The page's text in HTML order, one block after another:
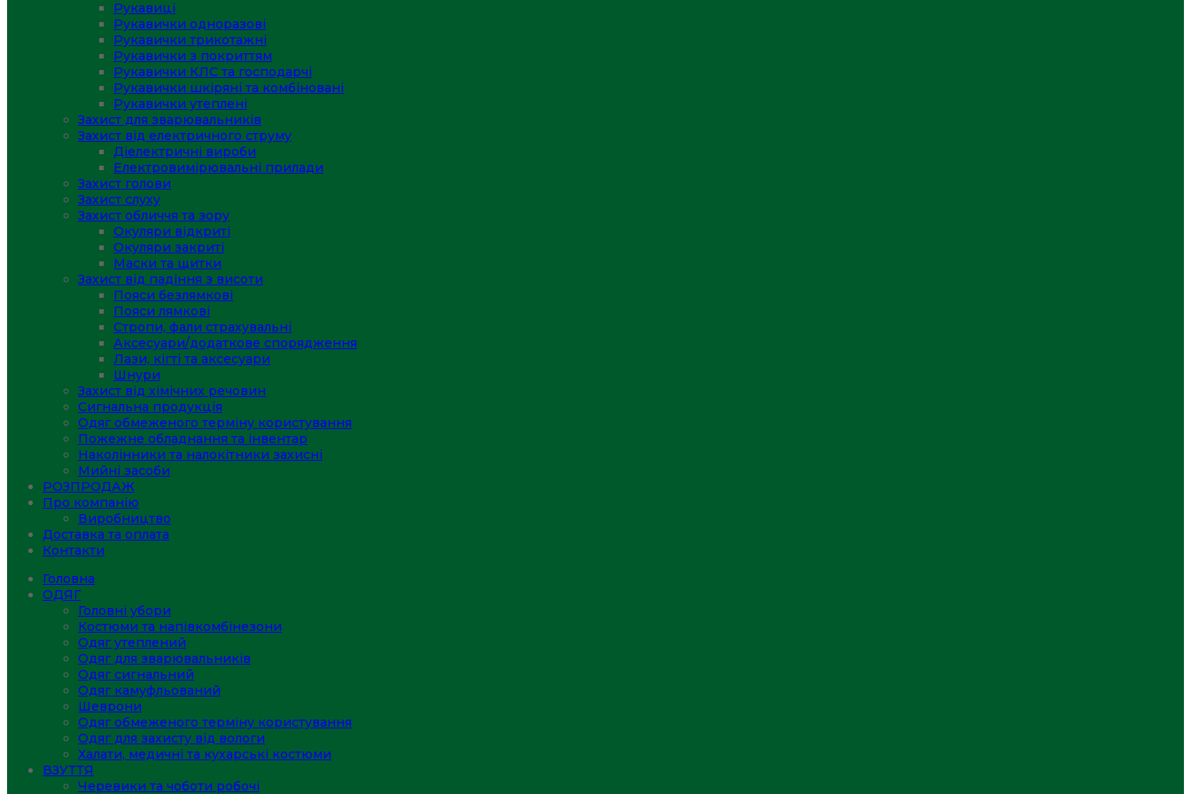
Рукавиці
Рукавички одноразові
Рукавички трикотажні
Рукавички з покриттям
Рукавички КЛС та господарчі
Рукавички шкіряні та комбіновані
Рукавички утеплені
Захист для зварювальників
Захист від електричного струму
Діелектричні вироби
Електровимірювальні прилади
Захист голови
Захист слуху
Захист обличчя та зору
Окуляри відкриті
Окуляри закриті
Маски та щитки
Захист від падіння з висоти
Пояси безлямкові
Пояси лямкові
Стропи, фали страхувальні
Аксесуари/додаткове спорядження
Лази, кігті та аксесуари
Шнури
Захист від хімічних речовин
Сигнальна продукція
Одяг обмеженого терміну користування
Пожежне обладнання та інвентар
Наколінники та налокітники захисні
Мийні засоби
РОЗПРОДАЖ
Про компанію
Виробництво
Доставка та оплата
Контакти
Головна
ОДЯГ
Головні убори
Костюми та напівкомбінезони
Одяг утеплений
Одяг для зварювальників
Одяг сигнальний
Одяг камуфльований
Шеврони
Одяг обмеженого терміну користування
Одяг для захисту від вологи
Халати, медичні та кухарські костюми
ВЗУТТЯ
Черевики та чоботи робочі